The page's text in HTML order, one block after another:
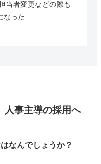
当者変更などの際も
なった
人事主導の採用へ
なんでしょうか？